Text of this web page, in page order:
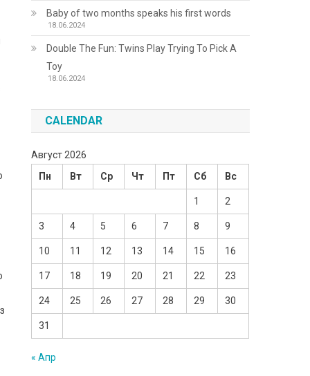
Baby of two months speaks his first words
18.06.2024
Double The Fun: Twins Play Trying To Pick A
Toy
18.06.2024
CALENDAR
Август 2026
Пн
Вт Ср Чт Пт Сб Вс
1 2
3 4 5 6 7 8 9
10 11 12 13 14 15 16
17 18 19 20 21 22 23
24 25 26 27 28 29 30
31
« Апр